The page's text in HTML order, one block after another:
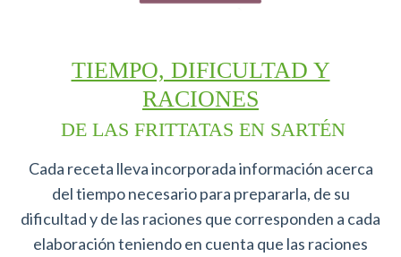
TIEMPO, DIFICULTAD Y
RACIONES
DE LAS FRITTATAS EN SARTÉN
Cada receta lleva incorporada información acerca
del tiempo necesario para prepararla, de su
dificultad y de las raciones que corresponden a cada
elaboración teniendo en cuenta que las raciones